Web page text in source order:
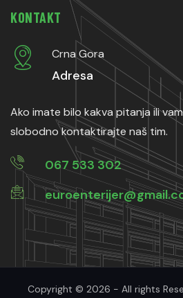
KONTAKT
Crna Gora
Adresa
Ako imate bilo kakva pitanja ili
slobodno kontaktirajte naš tim.
067 533 302
Copyright © 2026 - All rights